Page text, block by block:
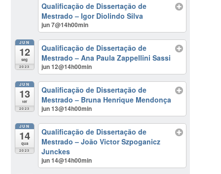
Qualificação de Dissertação de
Mestrado – Igor Diolindo Silva
jun 7@14h00min
JUN
12
seg
2023
Qualificação de Dissertação de
Mestrado – Ana Paula Zappellini Sassi
jun 12@14h00min
JUN
13
ter
2023
Qualificação de Dissertação de
Mestrado – Bruna Henrique Mendonça
jun 13@14h00min
JUN
14
qua
2023
Qualificação de Dissertação de
Mestrado – João Victor Szpoganicz
Junckes
jun 14@14h00min